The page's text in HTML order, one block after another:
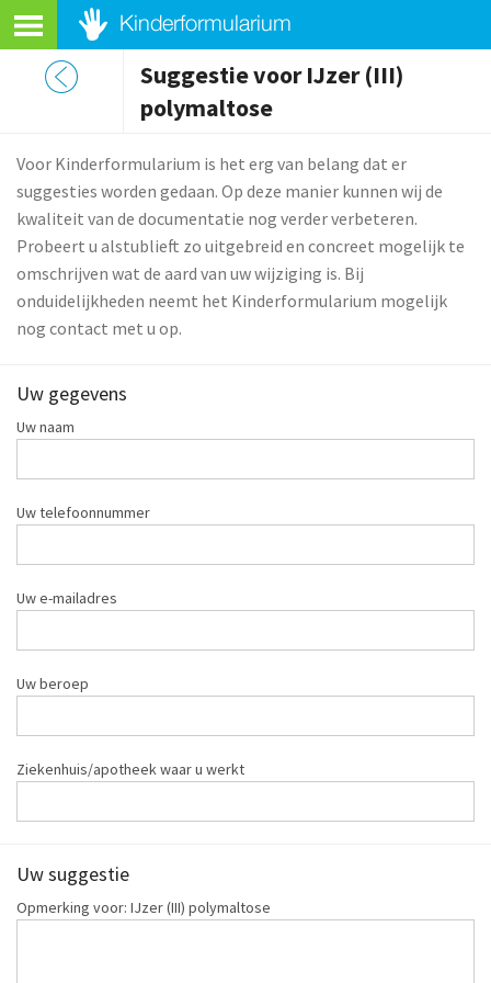
Suggestie voor IJzer (III)
polymaltose
Voor Kinderformularium is het erg van belang dat er
suggesties worden gedaan. Op deze manier kunnen wij de
kwaliteit van de documentatie nog verder verbeteren.
Probeert u alstublieft zo uitgebreid en concreet mogelijk te
omschrijven wat de aard van uw wijziging is. Bij
onduidelijkheden neemt het Kinderformularium mogelijk
nog contact met u op.
Uw gegevens
Uw naam
Uw telefoonnummer
Uw e-mailadres
Uw beroep
Ziekenhuis/apotheek waar u werkt
Uw suggestie
Opmerking voor: IJzer (III) polymaltose